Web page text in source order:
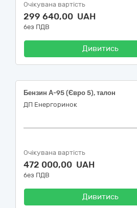
Очікувана вартість
299 640,00 UAH
без ПДВ
Дивитись
Бензин А-95 (Євро 5), талон
ДП Енергоринок
Очікувана вартість
472 000,00 UAH
без ПДВ
Дивитись